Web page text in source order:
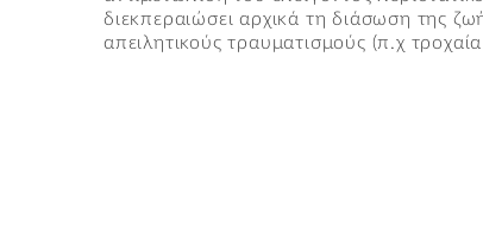
διεκπεραιώσει αρχικά τη διάσωση της
απειλητικούς τραυματισμούς (π.χ
κατάγματα, ρήξεις μυών και